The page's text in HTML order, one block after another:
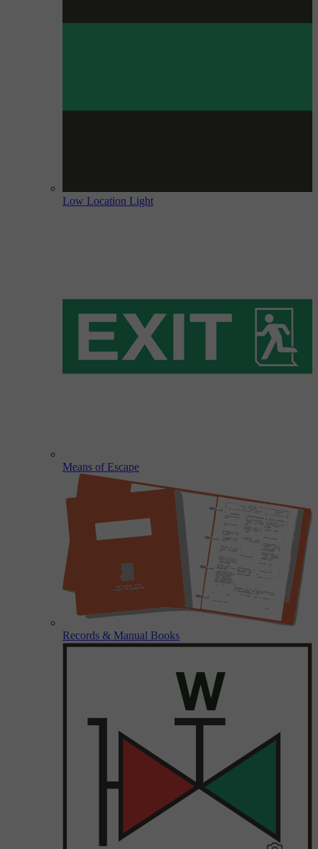
Low Location Light
Means of Escape
Records & Manual Books